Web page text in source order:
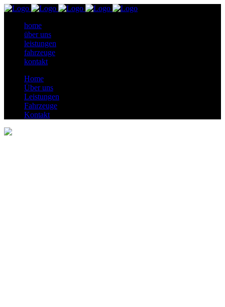
home
über uns
leistungen
fahrzeuge
kontakt
Home
Über uns
Leistungen
Fahrzeuge
Kontakt